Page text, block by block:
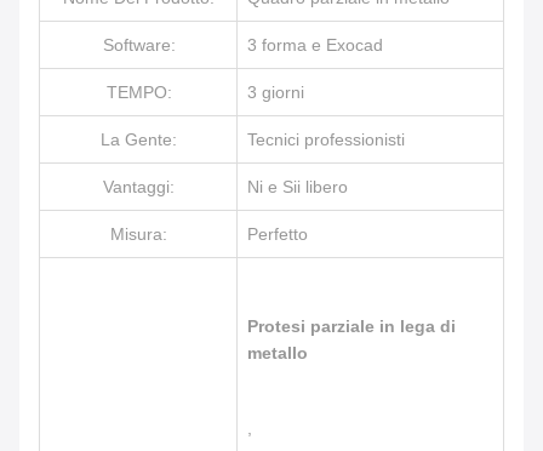
Software: 3 forma e Exocad
TEMPO: 3 giorni
La Gente: Tecnici professionisti
Vantaggi: Ni e Sii libero
Misura: Perfetto
Protesi parziale in lega di
metallo